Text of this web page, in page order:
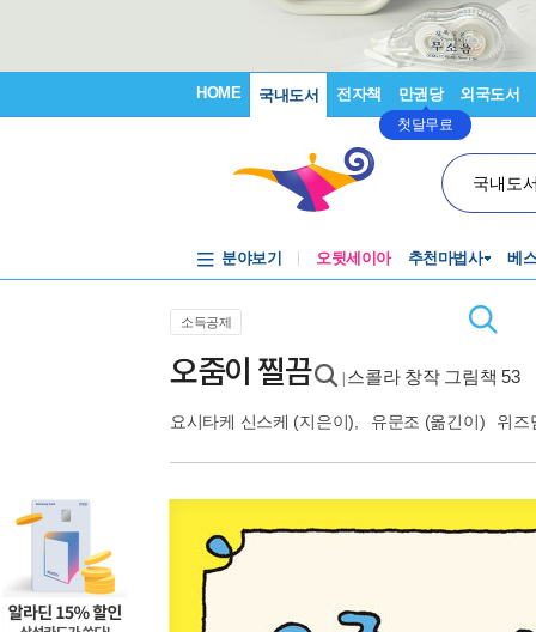
HOME 국내도서 전자책 만권당
첫달무료
외국도서
국내도
분야보기 오뒷세이아 추천마법사 베
소득공제
오줌이 찔끔 스콜라 창작 그림책 53
요시타케 신스케 (지은이), 유문조 (옮긴이) 위즈